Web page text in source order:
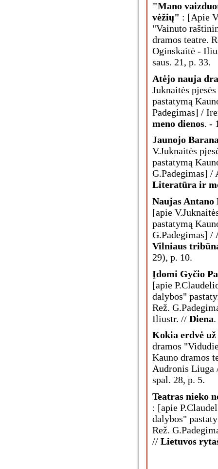
"Mano
vėžių" : [Apie
"Vainuto
dramos teatre.
Oginskaitė -
saus. 21, p. 33.
Atėjo nauja
Juknaitės
pastatymą
Padegimas] /
meno dienos. -
Jaunojo
V.Juknaitės
pastatymą
G.Padegimas]
Literatūra ir
Naujas Antano
[apie
pastatymą
G.Padegimas]
Vilniaus
29), p. 10.
Įdomi Gyčio
[apie
dalybos"
Rež.
Iliustr. // Diena
Kokia erdvė už
dramos
Kauno dramos
Audronis
spal. 28, p. 5.
Teatras nieko
: [apie
dalybos"
Rež.
// Lietuvos